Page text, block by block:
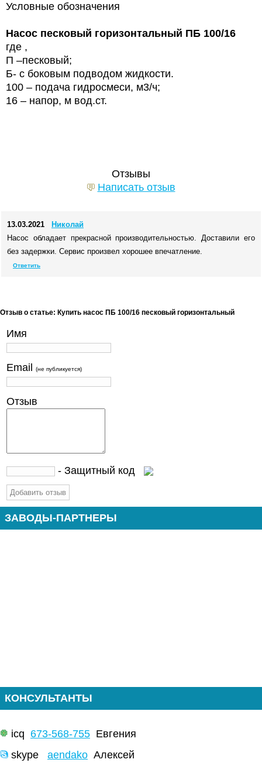
Условные обозначения
Насос песковый горизонтальный ПБ 100/16
где ,
П –песковый;
Б- с боковым подводом жидкости.
100 – подача гидросмеси, м3/ч;
16 – напор, м вод.ст.
Отзывы
Написать отзыв
13.03.2021
Николай
Насос обладает прекрасной производительностью. Доставили его
без задержки. Сервис произвел хорошее впечатление.
Ответить
Отзыв о статье: Купить насос ПБ 100/16 песковый горизонтальный
Имя
Email (не публикуется)
Отзыв
- Защитный код
ЗАВОДЫ-ПАРТНЕРЫ
КОНСУЛЬТАНТЫ
icq 673-568-755 Евгения
skype aendako Алексей